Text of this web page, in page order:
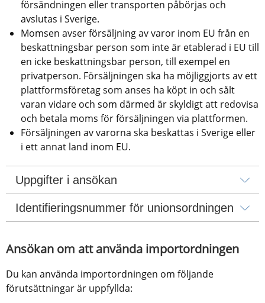
försändningen eller transporten påbörjas och
avslutas i Sverige.
Momsen avser försäljning av varor inom EU från en
beskattningsbar person som inte är etablerad i EU till
en icke beskattningsbar person, till exempel en
privatperson. Försäljningen ska ha möjliggjorts av ett
plattformsföretag som anses ha köpt in och sålt
varan vidare och som därmed är skyldigt att redovisa
och betala moms för försäljningen via plattformen.
Försäljningen av varorna ska beskattas i Sverige eller
i ett annat land inom EU.
Uppgifter i ansökan
Identifieringsnummer för unionsordningen
Ansökan om att använda importordningen
Du kan använda importordningen om följande
förutsättningar är uppfyllda: